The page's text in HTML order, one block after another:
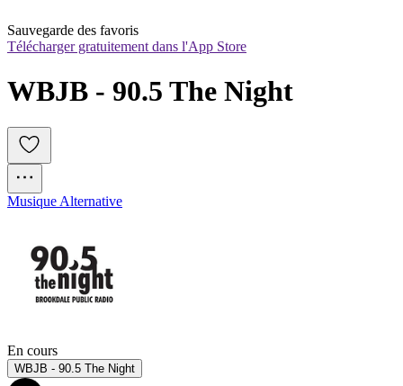
Sauvegarde des favoris
Télécharger gratuitement dans l'App Store
WBJB - 90.5 The Night
Musique Alternative
En cours
WBJB - 90.5 The Night